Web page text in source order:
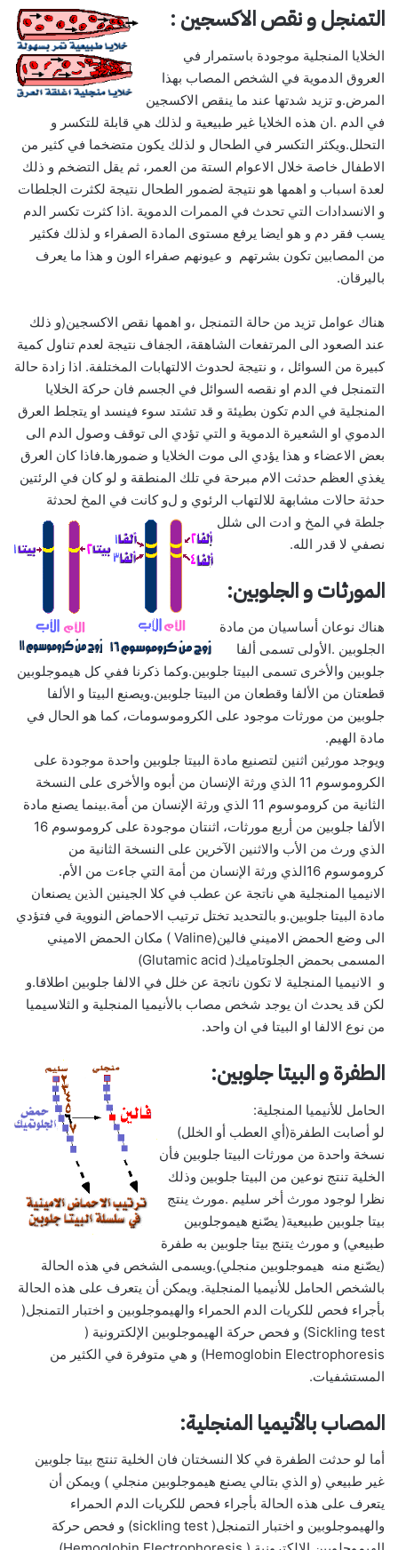
التمنجل و نقص الاكسجين :
الخلايا المنجلية موجودة باستمرار في
العروق الدموية في الشخص المصاب بهذا
المرض.و تزيد شدتها عند ما ينقص الاكسجين
في الدم .ان هذه الخلايا غير طبيعية و لذلك هي قابلة للتكسر و
التحلل.ويكثر التكسر في الطحال و لذلك يكون متضخما في كثير من
الاطفال خاصة خلال الاعوام الستة من العمر، ثم يقل التضخم و ذلك
لعدة اسباب و اهمها هو نتيجة لضمور الطحال نتيجة لكثرت الجلطات
و الانسدادات التي تحدث في الممرات الدموية .اذا كثرت تكسر الدم
يسب فقر دم و هو ايضا يرفع مستوى المادة الصفراء و لذلك فكثير
من المصابين تكون بشرتهم و عيونهم صفراء الون و هذا ما يعرف
باليرقان.
هناك عوامل تزيد من حالة التمنجل ،و اهمها نقص الاكسجين(و ذلك
عند الصعود الى المرتفعات الشاهقة، الجفاف نتيجة لعدم تناول كمية
كبيرة من السوائل ، و نتيجة لحدوث الالتهابات المختلفة. اذا زادة حالة
التمنجل في الدم او نقصه السوائل في الجسم فان حركة الخلايا
المنجلية في الدم تكون بطيئة و قد تشتد سوء فينسد او يتجلط العرق
الدموي او الشعيرة الدموية و التي تؤدي الى توقف وصول الدم الى
بعض الاعضاء و هذا يؤدي الى موت الخلايا و ضمورها.فاذا كان العرق
يغذي العظم حدثت الام مبرحة في تلك المنطقة و لو كان في الرئتين
حدثة حالات مشابهة للالتهاب الرئوي و لو كانت في المخ لحدثة
جلطة في المخ و ادت الى شلل
نصفي لا قدر الله.
المورثات و الجلوبين:
هناك نوعان أساسيان من مادة
الجلوبين .الأولى تسمى ألفا
جلوبين والأخرى تسمى البيتا جلوبين.وكما ذكرنا ففي كل هيموجلوبين
قطعتان من الألفا وقطعان من البيتا جلوبين.ويصنع البيتا و الألفا
جلوبين من مورثات موجود على الكروموسومات، كما هو الحال في
مادة الهيم.
ويوجد مورثين اثنين لتصنيع مادة البيتا جلوبين واحدة موجودة على
الكروموسوم 11 الذي ورثة الإنسان من أبوه والأخرى على النسخة
الثانية من كروموسوم 11 الذي ورثة الإنسان من أمة.بينما يصنع مادة
الألفا جلوبين من أربع مورثات، اثنتان موجودة على كروموسوم 16
الذي ورث من الأب والاثنين الآخرين على النسخة الثانية من
كروموسوم 16الذي ورثة الإنسان من أمة التي جاءت من الأم.
الانيميا المنجلية هي ناتجة عن عطب في كلا الجينين الذين يصنعان
مادة البيتا جلوبين.و بالتحديد تختل ترتيب الاحماض النووية في فتؤدي
الى وضع الحمض الاميني فالين(Valine ) مكان الحمض الاميني
المسمى بحمض الجلوتاميك( Glutamic acid)
و الانيميا المنجلية لا تكون ناتجة عن خلل في الالفا جلوبين اطلاقا.و
لكن قد يحدث ان يوجد شخص مصاب بالأنيميا المنجلية و الثلاسيميا
من نوع الالفا او البيتا في ان واحد.
الطفرة و البيتا جلوبين:
الحامل للأنيميا المنجلية:
لو أصابت الطفرة(أي العطب أو الخلل)
نسخة واحدة من مورثات البيتا جلوبين فأن
الخلية تنتج نوعين من البيتا جلوبين وذلك
نظرا لوجود مورث أخر سليم .مورث ينتج
بيتا جلوبين طبيعية( يصّنع هيموجلوبين
طبيعي) و مورث يتنج بيتا جلوبين به طفرة
(يصّنع منه هيموجلوبين منجلي).ويسمى الشخص في هذه الحالة
بالشخص الحامل للأنيميا المنجلية. ويمكن أن يتعرف على هذه الحالة
بأجراء فحص للكريات الدم الحمراء والهيموجلوبين و اختبار التمنجل(
Sickling test) و فحص حركة الهيموجلوبين الإلكترونية (
Hemoglobin Electrophoresis) و هي متوفرة في الكثير من
المستشفيات.
المصاب بالأنيميا المنجلية:
أما لو حدثت الطفرة في كلا النسختان فان الخلية تنتج بيتا جلوبين
غير طبيعي (و الذي بتالي يصنع هيموجلوبين منجلي ) ويمكن أن
يتعرف على هذه الحالة بأجراء فحص للكريات الدم الحمراء
والهيموجلوبين و اختبار التمنجل( sickling test) و فحص حركة